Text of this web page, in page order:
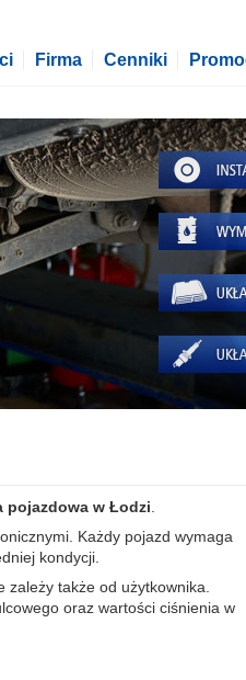
Firma Cenniki
pojazdowa w Łodzi
Każdy pojazd wymaga
kondycji.
także od użytkownika.
oraz wartości ciśnienia w